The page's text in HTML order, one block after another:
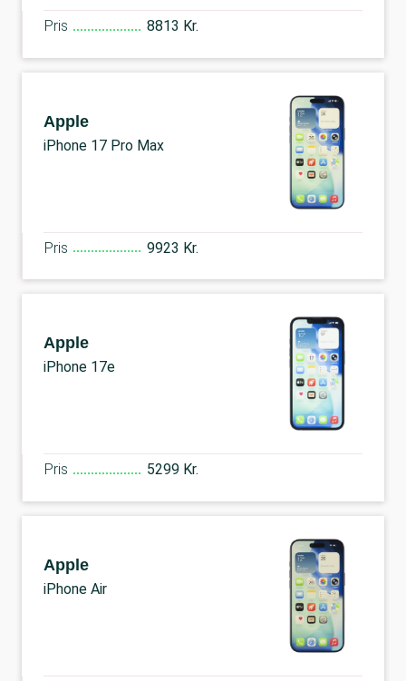
Pris 8813 Kr.
Apple
iPhone 17 Pro Max
Pris 9923 Kr.
Apple
iPhone 17e
Pris 5299 Kr.
Apple
iPhone Air